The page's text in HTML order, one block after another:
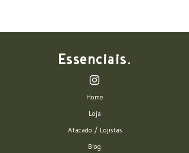
Essenciais.
Home
Loja
Atacado / Lojistas
Blog